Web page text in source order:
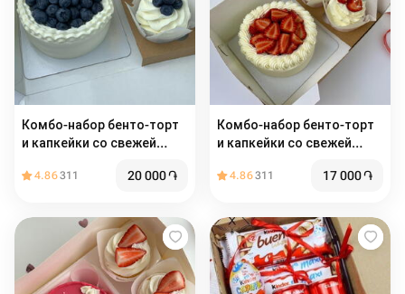
Комбо-набор бенто-торт
и капкейки со свежей
сливочным кремом (2 шт)
4.86311 20 000֏
Комбо-набор бенто-торт
и капкейки со свежей
сливочным кремом (2 шт)
4.86311 17 000֏